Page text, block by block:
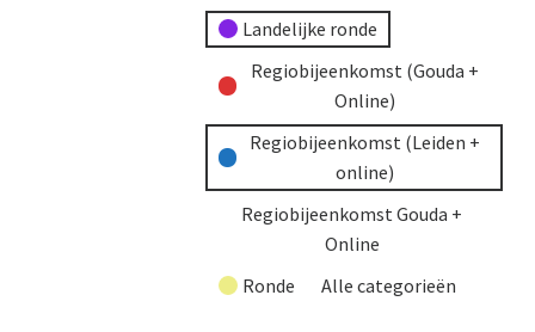
Landelijke ronde
Regiobijeenkomst (Gouda +
Online)
Regiobijeenkomst (Leiden +
online)
Regiobijeenkomst Gouda +
Online
Ronde
Alle categorieën